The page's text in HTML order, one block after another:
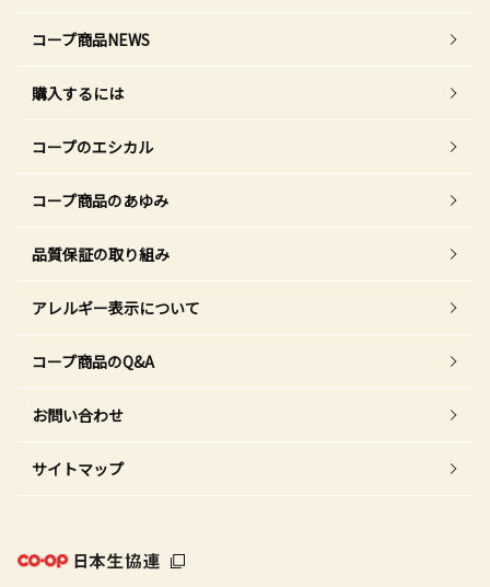
コープ商品NEWS
購入するには
コープのエシカル
コープ商品のあゆみ
品質保証の取り組み
アレルギー表示について
コープ商品のQ&A
お問い合わせ
サイトマップ